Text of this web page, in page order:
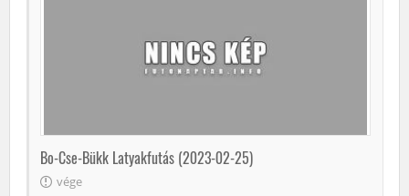
Bo-Cse-Bükk Latyakfutás (2023-02-25)
vége